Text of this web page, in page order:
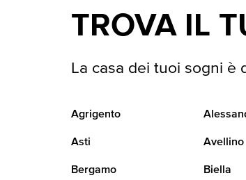
TROVA IL
La casa dei tuoi sogni è
Agrigento
Asti Avellino
Bergamo Biella